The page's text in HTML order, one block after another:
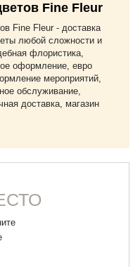
Fine Fleur
Fine Fleur - доставка
любой сложности и
флористика,
оформление, евро
мероприятий,
обслуживание,
доставка, магазин